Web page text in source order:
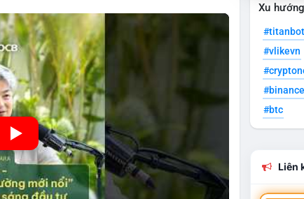
Xu
#titanbot
#vlikevn
#btc
Liên